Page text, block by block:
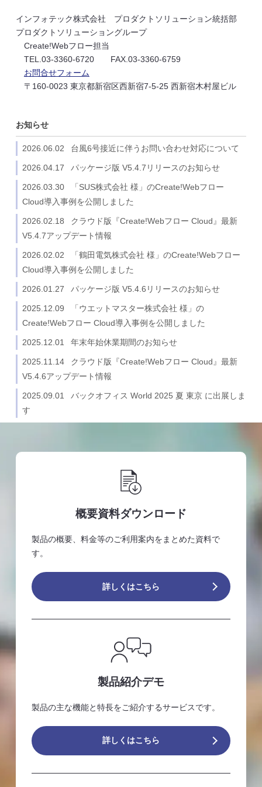
インフォテック株式会社 プロダクトソリューション統括部
プロダクトソリューショングループ
Create!Webフロー担当
TEL.03-3360-6720 FAX.03-3360-6759
お問合せフォーム
〒160-0023 東京都新宿区西新宿7-5-25 西新宿木村屋ビル
お知らせ
2026.06.02 台風6号接近に伴うお問い合わせ対応について
2026.04.17 パッケージ版 V5.4.7リリースのお知らせ
2026.03.30
「SUS株式会社 様」のCreate!Webフロー
Cloud導入事例を公開しました
2026.02.18
クラウド版『Create!Webフロー Cloud』最新
V5.4.7アップデート情報
2026.02.02
「鶴田電気株式会社 様」のCreate!Webフロー
Cloud導入事例を公開しました
2026.01.27 パッケージ版 V5.4.6リリースのお知らせ
2025.12.09
「ウエットマスター株式会社 様」の
Create!Webフロー Cloud導入事例を公開しました
2025.12.01 年末年始休業期間のお知らせ
2025.11.14
クラウド版『Create!Webフロー Cloud』最新
V5.4.6アップデート情報
2025.09.01
バックオフィス World 2025 夏 東京 に出展しま
す
概要資料ダウンロード
製品の概要、料金等のご利用案内をまとめた資料で
す。
詳しくはこちら
製品紹介デモ
製品の主な機能と特長をご紹介するサービスです。
詳しくはこちら